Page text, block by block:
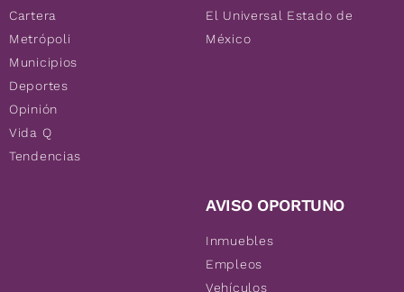
Cartera
Metrópoli
Municipios
Deportes
Opinión
Vida Q
Tendencias
El Universal Estado de
México
AVISO OPORTUNO
Inmuebles
Empleos
Vehículos